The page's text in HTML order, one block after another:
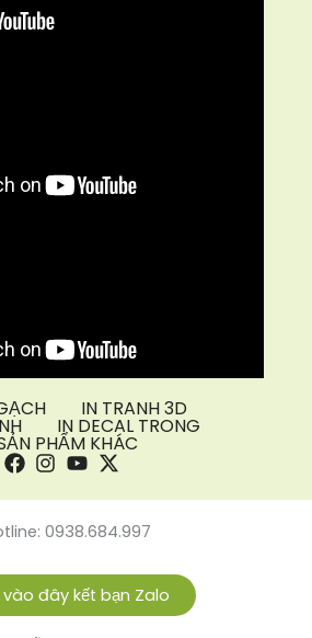
IN TRANH 3D
IN DECAL TRONG
PHẨM KHÁC
0938.684.997
vào đây kết bạn Zalo